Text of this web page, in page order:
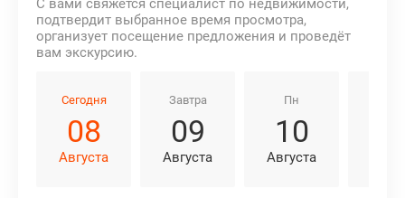
С вами свяжется специалист по недвижимости,
подтвердит выбранное время просмотра,
организует посещение предложения и проведёт
вам экскурсию.
Сегодня
08
Августа
Завтра
09
Августа
Пн
10
Августа